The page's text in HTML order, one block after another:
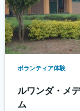
ボランティア体験
ルワンダ・メ
ム